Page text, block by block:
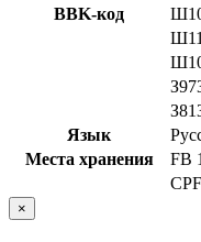
BBK-код
Язык
Места хранения
FB
×